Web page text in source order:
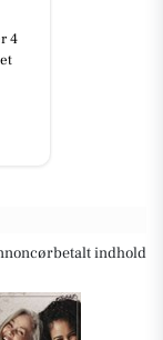
4
indhold